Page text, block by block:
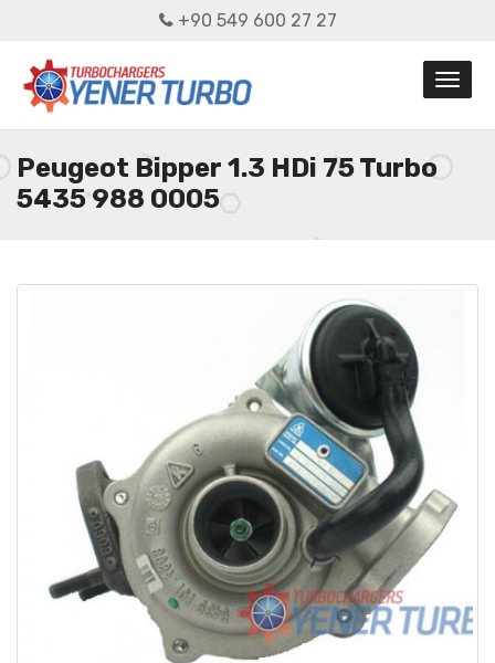
+90 549 600 27 27
Peugeot Bipper 1.3 HDi 75 Turbo
5435 988 0005